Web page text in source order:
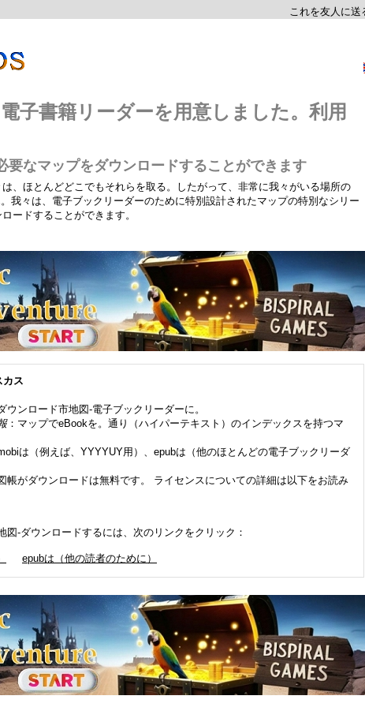
これを友人に送
子書籍リーダーを用意しました。利用
なマップをダウンロードすることができます
、ほとんどどこでもそれらを取る。したがって、非常に我々がいる場所の
我々は、電子ブックリーダーのために特別設計されたマップの特別なシリー
ードすることができます。
カス
ウンロード市地図-電子ブックリーダーに。
：マップでeBookを。通り（ハイパーテキスト）のインデックスを持つマ
は（例えば、YYYYUY用）、epubは（他のほとんどの電子ブックリーダ
帳がダウンロードは無料です。 ライセンスについての詳細は以下をお読み
図-ダウンロードするには、次のリンクをクリック：
epubは（他の読者のために）